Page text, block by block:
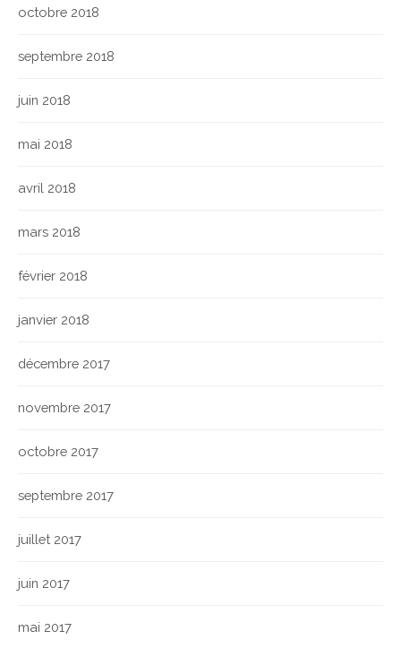
octobre 2018
septembre 2018
juin 2018
mai 2018
avril 2018
mars 2018
février 2018
janvier 2018
décembre 2017
novembre 2017
octobre 2017
septembre 2017
juillet 2017
juin 2017
mai 2017